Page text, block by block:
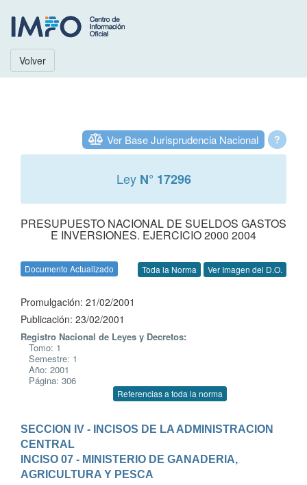
Volver
?
Ver Base Jurisprudencia Nacional
Ley N° 17296
PRESUPUESTO NACIONAL DE SUELDOS GASTOS
E INVERSIONES. EJERCICIO 2000 2004
Documento Actualizado Toda la Norma Ver Imagen del D.O.
Promulgación: 21/02/2001
Publicación: 23/02/2001
Registro Nacional de Leyes y Decretos:
Tomo: 1
Semestre: 1
Año: 2001
Página: 306
Referencias a toda la norma
SECCION IV - INCISOS DE LA ADMINISTRACION
CENTRAL
INCISO 07 - MINISTERIO DE GANADERIA,
AGRICULTURA Y PESCA